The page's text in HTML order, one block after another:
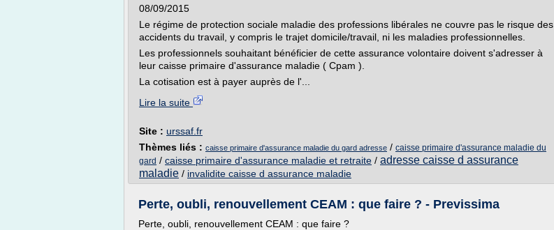
08/09/2015
Le régime de protection sociale maladie des professions libérales ne couvre pas le risque des
accidents du travail, y compris le trajet domicile/travail, ni les maladies professionnelles.
Les professionnels souhaitant bénéficier de cette assurance volontaire doivent s'adresser à
leur caisse primaire d'assurance maladie ( Cpam ).
La cotisation est à payer auprès de l'...
Lire la suite
Site : urssaf.fr
Thèmes liés : caisse primaire d'assurance maladie du gard adresse / caisse primaire d'assurance maladie du
gard / caisse primaire d'assurance maladie et retraite / adresse caisse d assurance
maladie / invalidite caisse d assurance maladie
Perte, oubli, renouvellement CEAM : que faire ? - Previssima
Perte, oubli, renouvellement CEAM : que faire ?